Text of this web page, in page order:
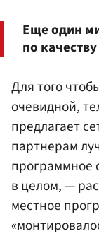
Еще один
по
Для того
очевидной,
предлагает
партнерам
программное
в целом, —
местное